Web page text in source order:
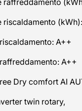
riscaldamento
A++
A++
Dry comfort AI
twin rotary,